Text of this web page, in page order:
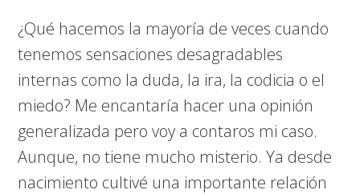
¿Qué hacemos la mayoría de veces cuando
tenemos sensaciones desagradables
internas como la duda, la ira, la codicia o el
miedo? Me encantaría hacer una opinión
generalizada pero voy a contaros mi caso.
Aunque, no tiene mucho misterio. Ya desde
nacimiento cultivé una importante relación